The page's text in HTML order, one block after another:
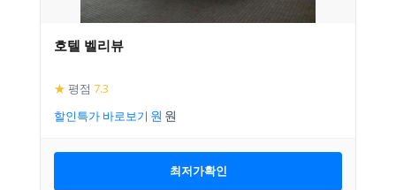
호텔 벨리뷰
★ 평점 7.3
할인특가 바로보기
최저가확인